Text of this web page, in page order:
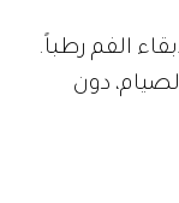
الفم رطباً.
دون